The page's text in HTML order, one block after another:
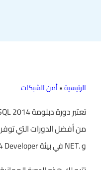
الرئيسية•أمن الشبكات
و .NET في بيئة S.QL 2014 Developer.